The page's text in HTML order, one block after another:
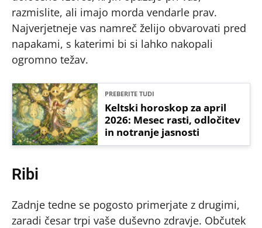
razmislite, ali imajo morda vendarle prav.
Najverjetneje vas namreč želijo obvarovati pred
napakami, s katerimi bi si lahko nakopali
ogromno težav.
PREBERITE TUDI
Keltski horoskop za april
2026: Mesec rasti, odločitev
in notranje jasnosti
Ribi
Zadnje tedne se pogosto primerjate z drugimi,
zaradi česar trpi vaše duševno zdravje. Občutek